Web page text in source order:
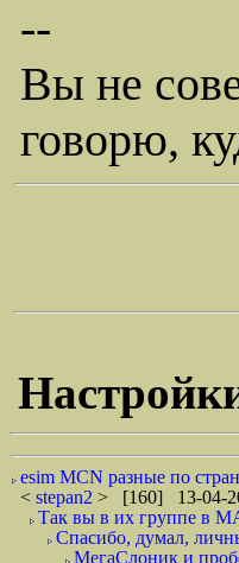
--
Вы не
говорю,
esim MCN разные по
< stepan2 > [160] 13-04-
Так вы в их группе в
Спасибо, думал,
МегаСлоник и